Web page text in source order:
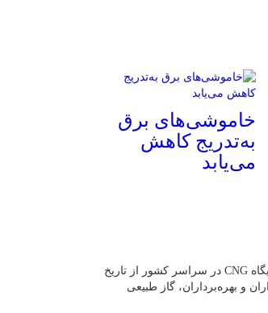
خاموشی‌های برق
به‌تدریج کاهش
می‌یابد
به گفته رئیس هیئت‌مدیره انجمن صنفی CNG کشور،بیش از یک هزار جایگاه CNG در سراسر کشور از تاریخ
و بهره‌برداران، گاز طبیعی